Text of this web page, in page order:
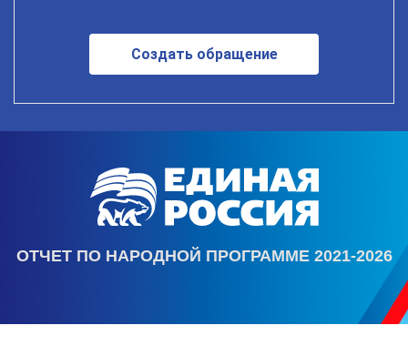
Создать обращение
ОТЧЕТ ПО НАРОДНОЙ ПРОГРАММЕ 2021-2026